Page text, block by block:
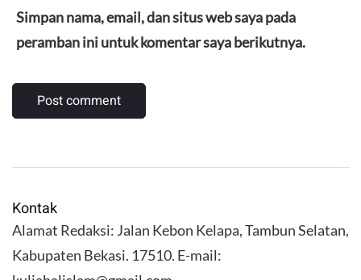
Simpan nama, email, dan situs web saya pada
peramban ini untuk komentar saya berikutnya.
Kontak
Alamat Redaksi: Jalan Kebon Kelapa, Tambun Selatan,
Kabupaten Bekasi. 17510. E-mail: